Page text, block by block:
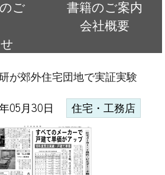
ご
書籍のご案内
会社概要
が郊外住宅団地で実証実験
05月30日 住宅・工務店